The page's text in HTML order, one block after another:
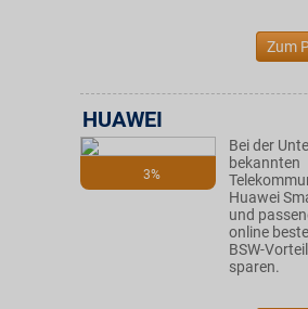
Zum
3%
HUAWEI
Bei der
bekannten
Huawei
und
online
BSW-
sparen.